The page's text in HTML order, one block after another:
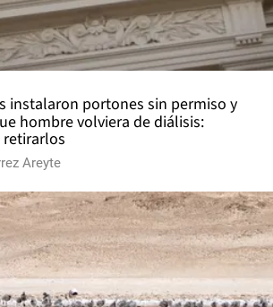
instalaron portones sin permiso y
hombre volviera de diálisis:
Areyte